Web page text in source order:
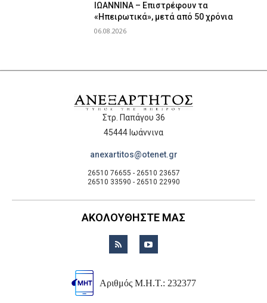
ΙΩΑΝΝΙΝΑ – Επιστρέφουν τα
«Ηπειρωτικά», μετά από 50 χρόνια
06.08.2026
Στρ. Παπάγου 36
45444 Ιωάννινα
anexartitos@otenet.gr
26510 76655 - 26510 23657
26510 33590 - 26510 22990
ΑΚΟΛΟΥΘΗΣΤΕ ΜΑΣ
Αριθμός Μ.Η.Τ.: 232377